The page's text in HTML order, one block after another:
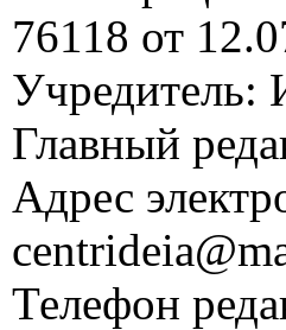
76118 от
Учредитель:
Главный
Адрес
Телефон